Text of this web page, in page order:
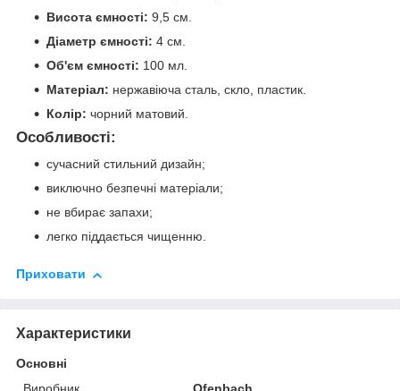
Висота ємності: 9,5 см.
Діаметр ємності: 4 см.
Об'єм ємності: 100 мл.
Матеріал: нержавіюча сталь, скло, пластик.
Колір: чорний матовий.
Особливості:
сучасний стильний дизайн;
виключно безпечні матеріали;
не вбирає запахи;
легко піддається чищенню.
Приховати
Характеристики
Основні
Виробник
Ofenbach